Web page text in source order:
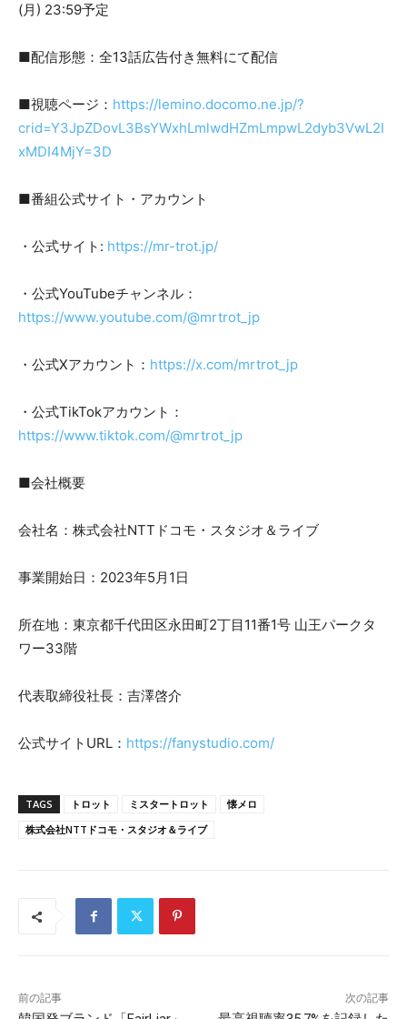
(月) 23:59予定
■配信形態：全13話広告付き無料にて配信
■視聴ページ： https://lemino.docomo.ne.jp/?
crid=Y3JpZDovL3BsYWxhLmlwdHZmLmpwL2dyb3VwL2I
xMDI4MjY=3D
■番組公式サイト・アカウント
・公式サイト: https://mr-trot.jp/
・公式YouTubeチャンネル：
https://www.youtube.com/@mrtrot_jp
・公式Xアカウント： https://x.com/mrtrot_jp
・公式TikTokアカウント：
https://www.tiktok.com/@mrtrot_jp
■会社概要
会社名：株式会社NTTドコモ・スタジオ＆ライブ
事業開始日：2023年5月1日
所在地：東京都千代田区永田町2丁目11番1号 山王パークタ
ワー33階
代表取締役社長：吉澤啓介
公式サイトURL： https://fanystudio.com/
TAGS トロット ミスタートロット
懐メロ
株式会社NTTドコモ・スタジオ＆ライブ
前の記事 次の記事